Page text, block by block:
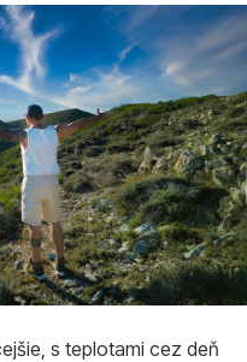
s teplotami cez deň